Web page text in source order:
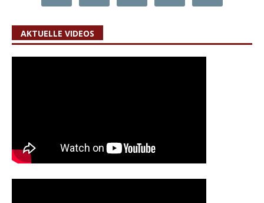
AKTUELLE VIDEOS